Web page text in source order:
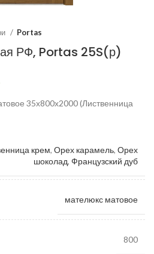
Portas
РФ, Portas 25S(р)
35х800х2000 (Лиственница
крем, Орех карамель, Орех
шоколад, Французский дуб
мателюкс матовое
800